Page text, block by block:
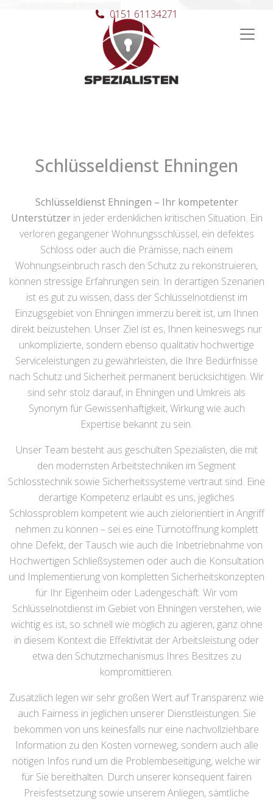
Hauptnavigation
0151 61134271
Schlüsseldienst Ehningen
Schlüsseldienst Ehningen – Ihr kompetenter
Unterstützerin jeder erdenklichen kritischen Situation. Ein
verloren gegangener Wohnungsschlüssel, ein defektes
Schloss oder auch die Prämisse, nach einem
Wohnungseinbruch rasch den Schutz zu rekonstruieren,
können stressige Erfahrungen sein. In derartigen Szenarien
ist es gut zu wissen, dass der Schlüsselnotdienst im
Einzugsgebiet von Ehningen immerzu bereit ist, um Ihnen
direkt beizustehen. Unser Ziel ist es, Ihnen keineswegs nur
unkomplizierte, sondern ebenso qualitativ hochwertige
Serviceleistungen zu gewährleisten, die Ihre Bedürfnisse
nach Schutz und Sicherheit permanent berücksichtigen. Wir
sind sehr stolz darauf, in Ehningen und Umkreis als
Synonym für Gewissenhaftigkeit, Wirkung wie auch
Expertise bekannt zu sein.
Unser Team besteht aus geschulten Spezialisten, die mit
den modernsten Arbeitstechniken im Segment
Schlosstechnik sowie Sicherheitssysteme vertraut sind. Eine
derartige Kompetenz erlaubt es uns, jegliches
Schlossproblem kompetent wie auch zielorientiert in Angriff
nehmen zu können – sei es eine Türnotöffnung komplett
ohne Defekt, der Tausch wie auch die Inbetriebnahme von
Hochwertigen Schließsystemen oder auch die Konsultation
und Implementierung von kompletten Sicherheitskonzepten
für Ihr Eigenheim oder Ladengeschäft. Wir vom
Schlüsselnotdienst im Gebiet von Ehningen verstehen, wie
wichtig es ist, so schnell wie möglich zu agieren, ganz ohne
in diesem Kontext die Effektivität der Arbeitsleistung oder
etwa den Schutzmechanismus Ihres Besitzes zu
kompromittieren.
Zusätzlich legen wir sehr großen Wert auf Transparenz wie
auch Fairness in jeglichen unserer Dienstleistungen. Sie
bekommen von uns keinesfalls nur eine nachvollziehbare
Information zu den Kosten vorneweg, sondern auch alle
nötigen Infos rund um die Problembeseitigung, welche wir
für Sie bereithalten. Durch unserer konsequent fairen
Preisfestsetzung sowie unserem Anliegen, sämtliche